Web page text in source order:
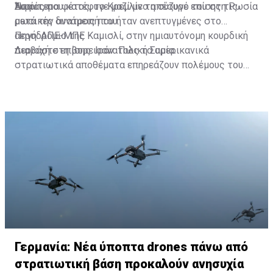
Συρίας».
Άσαντ, που κατέφυγε μαζί με τη σύζυγό του στη Ρωσία
μετά την ανατροπή του.
Nωρίτερα φέτος, το Κρεμλίνο απέσυρε επίσης τις
ρωσικές δυνάμεις που ήταν ανεπτυγμένες στο
αεροδρόμιο της Καμισλί, στην ημιαυτόνομη κουρδική
περιοχή στη βορειοανατολική Συρία.
Πηγή: ΑΠΕ-ΜΠΕ
Διαβάστε επίσης:Ιράν: Πώς τα αμερικανικά
στρατιωτικά αποθέματα επηρεάζουν πολέμους του
Γερμανία: Νέα ύποπτα drones πάνω από
στρατιωτική βάση προκαλούν ανησυχία